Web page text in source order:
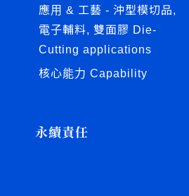
應用 & 工藝 - 沖型模切品,
電子輔料, 雙面膠 Die-
Cutting applications
核心能力 Capability
永續責任